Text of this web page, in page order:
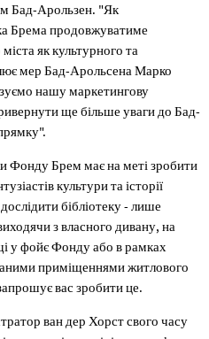
Бад-Арользен. "Як
Брема продовжуватиме
як культурного та
мер Бад-Арольсена Марко
нашу маркетингову
ще більше уваги до Бад-
Фонду Брем має на меті зробити
культури та історії
бібліотеку - лише
з власного дивану, на
у фойє Фонду або в рамках
приміщеннями житлового
вас зробити це.
ван дер Хорст свого часу